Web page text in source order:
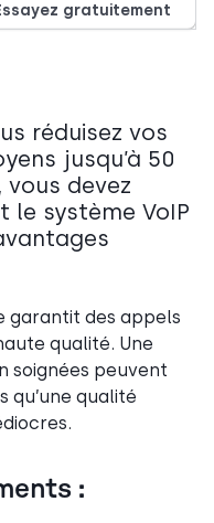
gratuitement
réduisez vos
jusqu’à 50
devez
système VoIP
garantit des appels
qualité. Une
soignées peuvent
qu’une qualité
: